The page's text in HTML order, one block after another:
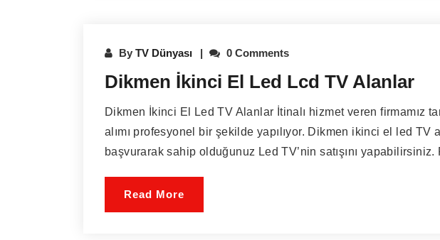
By TV Dünyası 0 Comments
Dikmen İkinci El Led Lcd TV Alanlar
Dikmen İkinci El Led TV Alanlar İtinalı hizmet veren firmamız
alımı profesyonel bir şekilde yapılıyor. Dikmen ikinci el led TV
başvurarak sahip olduğunuz Led TV’nin satışını yapabilirsiniz.
Read More